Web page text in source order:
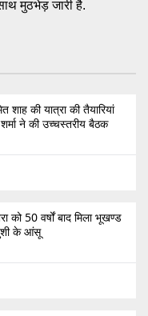
मुठभेड़ जारी है.
शाह की यात्रा की तैयारियां
ने की उच्चस्तरीय बैठक
50 वर्षों बाद मिला भूखण्ड
के आंसू